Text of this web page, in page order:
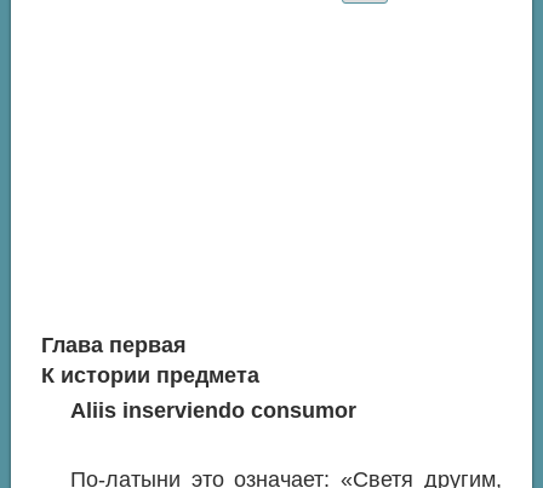
Глава первая
К истории предмета
Aliis inserviendo consumor
По-латыни это означает: «Светя другим,